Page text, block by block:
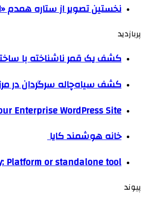
نخستین تصویر از ستاره همدم
پربازدید
کشف یک قمر ناشناخته با
کشف سیاه‌چاله سرگردان
Enterprise WordPress Site
خانه هوشمند کایا
Platform or standalone tool?
پیوند